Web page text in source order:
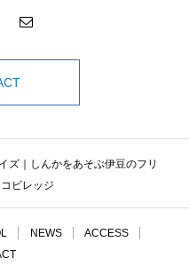
ズ｜しんかをあそぶ伊豆のフリ
ビレッジ
NEWS
ACCESS